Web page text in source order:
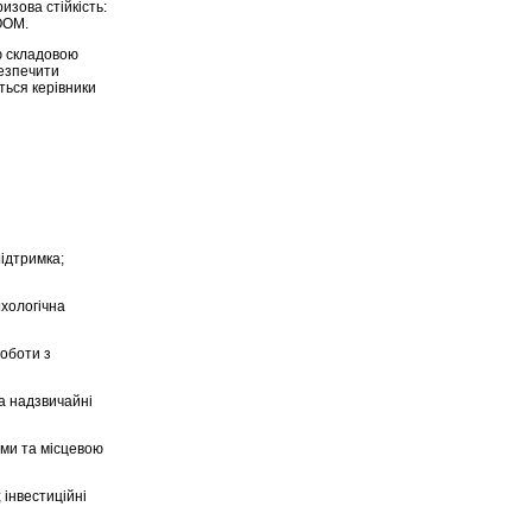
стійкість:
складовою
керівники
з
надзвичайні
та місцевою